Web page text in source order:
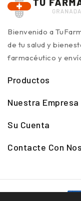
Bienvenido a
de tu salud y
farmacéutico y
Productos
Nuestra Empresa
Su Cuenta
Contacte Con